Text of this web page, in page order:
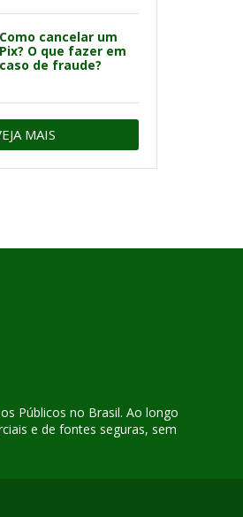
Como cancelar um
Pix? O que fazer em
caso de fraude?
MAIS
Públicos no Brasil. Ao longo
e de fontes seguras, sem